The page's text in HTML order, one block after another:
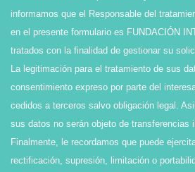
informamos que el Responsable del
en el presente formulario es FUNDACIÓN
tratados con la finalidad de gestionar su
La legitimación para el tratamiento de sus
consentimiento expreso por parte del
cedidos a terceros salvo obligación legal.
sus datos no serán objeto de transferencias
Finalmente, le recordamos que puede
rectificación, supresión, limitación o